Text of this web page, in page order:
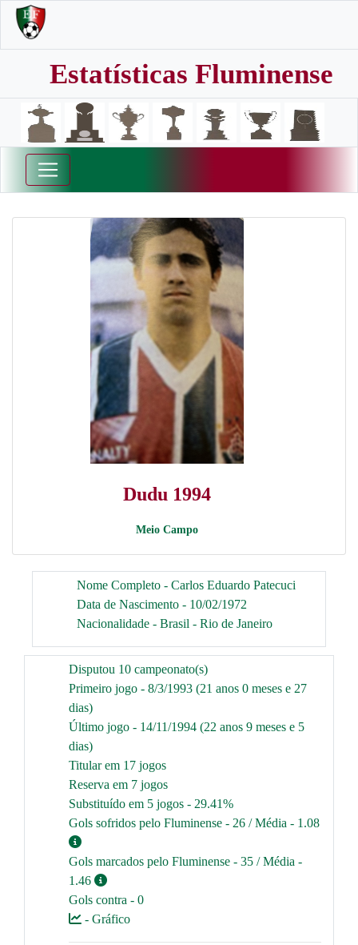
Estatísticas Fluminense
Dudu 1994
Meio Campo
Nome Completo - Carlos Eduardo Patecuci
Data de Nascimento - 10/02/1972
Nacionalidade - Brasil - Rio de Janeiro
Disputou 10 campeonato(s)
Primeiro jogo - 8/3/1993 (21 anos 0 meses e 27
dias)
Último jogo - 14/11/1994 (22 anos 9 meses e 5
dias)
Titular em 17 jogos
Reserva em 7 jogos
Substituído em 5 jogos - 29.41%
Gols sofridos pelo Fluminense - 26 / Média - 1.08
Gols marcados pelo Fluminense - 35 / Média -
1.46
Gols contra - 0
- Gráfico